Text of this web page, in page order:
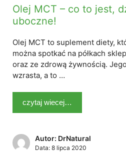
Olej MCT – co to jest,
uboczne!
Olej MCT to suplement diety,
można spotkać na półkach
oraz ze zdrową żywnością.
wzrasta, a to …
czytaj wiecej…
Autor: DrNatural
Data: 8 lipca 2020